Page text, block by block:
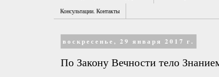
Консультации. Контакты
воскресенье, 29 января 2017 г.
По Закону Вечности тело